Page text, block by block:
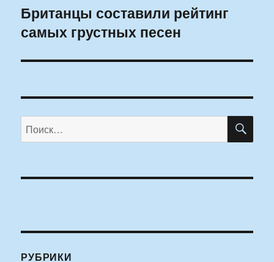
Следующая
запись:
Британцы составили рейтинг
самых грустных песен
Искать:
РУБРИКИ